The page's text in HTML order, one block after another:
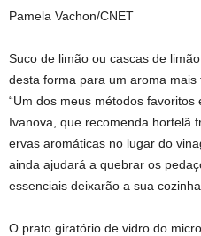
Pamela Vachon/CNET
Suco de limão ou cascas de
desta forma para um aroma
“Um dos meus métodos favoritos
Ivanova, que recomenda hortelã
ervas aromáticas no lugar do
ainda ajudará a quebrar os
essenciais deixarão a sua
O prato giratório de vidro do